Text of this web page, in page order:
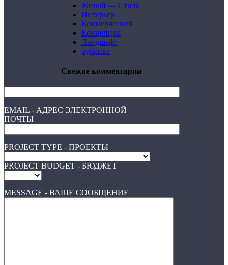
Жилой — Стиль
Интерьер
Коммерческий
Концепция
Ландшафт
рубрика
Свежие комментарии
EMAIL - АДРЕС ЭЛЕКТРОННОЙ
ПОЧТЫ
PROJECT TYPE - ПРОЕКТЫ
PROJECT BUDGET - БЮДЖЕТ
MESSAGE - ВАШЕ СООБЩЕНИЕ